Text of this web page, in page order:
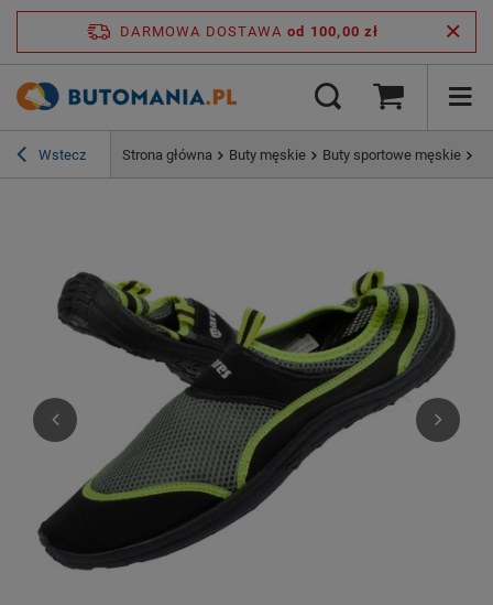
DARMOWA DOSTAWA od 100,00 zł
Wstecz Strona główna Buty męskie Buty sportowe męskie